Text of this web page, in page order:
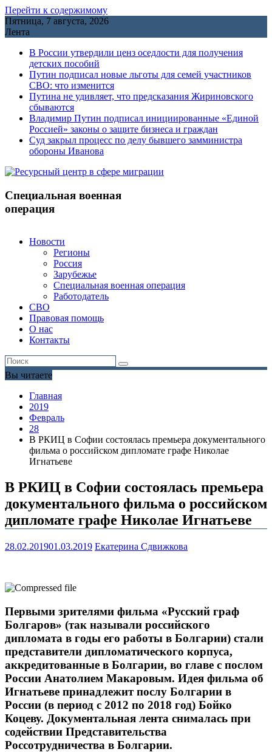
Перейти к содержимому
Пятница, 7 августа, 2026
Лента
В России утвердили ценз оседлости для получения
детских пособий
Путин подписал новые льготы для семей участников
СВО: что изменится
Путина не удивляет, что предсказания Жириновского
сбываются
Владимир Путин подписал инициированные «Единой
Россией» законы о защите бизнеса и граждан
Cуд закрыл процесс по делу бывшего замминистра
обороны Иванова
Специальная военная
операция
Новости
Регионы
Россия
Зарубежье
Специальная военная операция
Работодатель
СВО
Правовая помощь
О нас
Контакты
Вы читаете
Главная
2019
Февраль
28
В РКИЦ в Софии состоялась премьера документального
фильма о российском дипломате графе Николае
Игнатьеве
В РКИЦ в Софии состоялась премьера
документального фильма о российском
дипломате графе Николае Игнатьеве
28.02.201901.03.2019 Екатерина Сдвижкова
Первыми зрителями фильма «Русский граф
Болгаров» (так называли российского
дипломата в годы его работы в Болгарии) стали
представители дипломатического корпуса,
аккредитованные в Болгарии, во главе с послом
России Анатолием Макаровым. Идея фильма об
Игнатьеве принадлежит послу Болгарии в
России (в период с 2012 по 2018 год) Бойко
Коцеву. Документальная лента снималась при
содействии Представительства
Россотрудничества в Болгарии.